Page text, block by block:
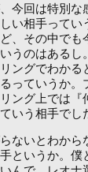
今回は特別
い相手ってい
、その中で
うのはあるし
ングでわか
っていうか
ング上では『
いう相手でし
ないとわか
というか。僕